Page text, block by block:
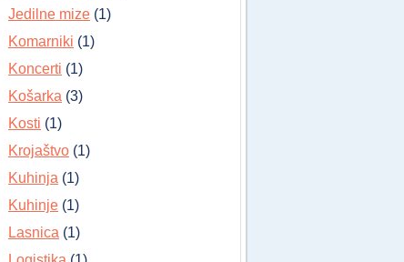
Jedilne mize (1)
Komarniki (1)
Koncerti (1)
Košarka (3)
Kosti (1)
Krojaštvo (1)
Kuhinja (1)
Kuhinje (1)
Lasnica (1)